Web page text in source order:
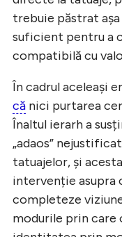
trebuie păstrat
suficient pentru a
compatibilă cu
În cadrul aceleași
că nici purtarea
Înaltul ierarh a
„adaos”
tatuajelor, și
intervenție asupra
completeze
modurile prin care